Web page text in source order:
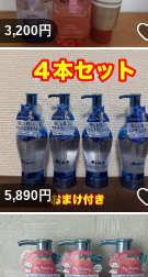
3,200円
5,890円